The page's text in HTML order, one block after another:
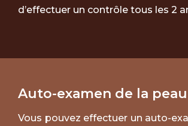
d’effectuer un contrôle tous les 2
Auto-examen de la peau
Vous pouvez effectuer un auto-